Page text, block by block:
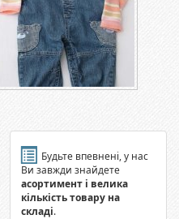
Будьте впевнені, у нас
Ви завжди знайдете
асортимент і велика
кількість товару на
складі.